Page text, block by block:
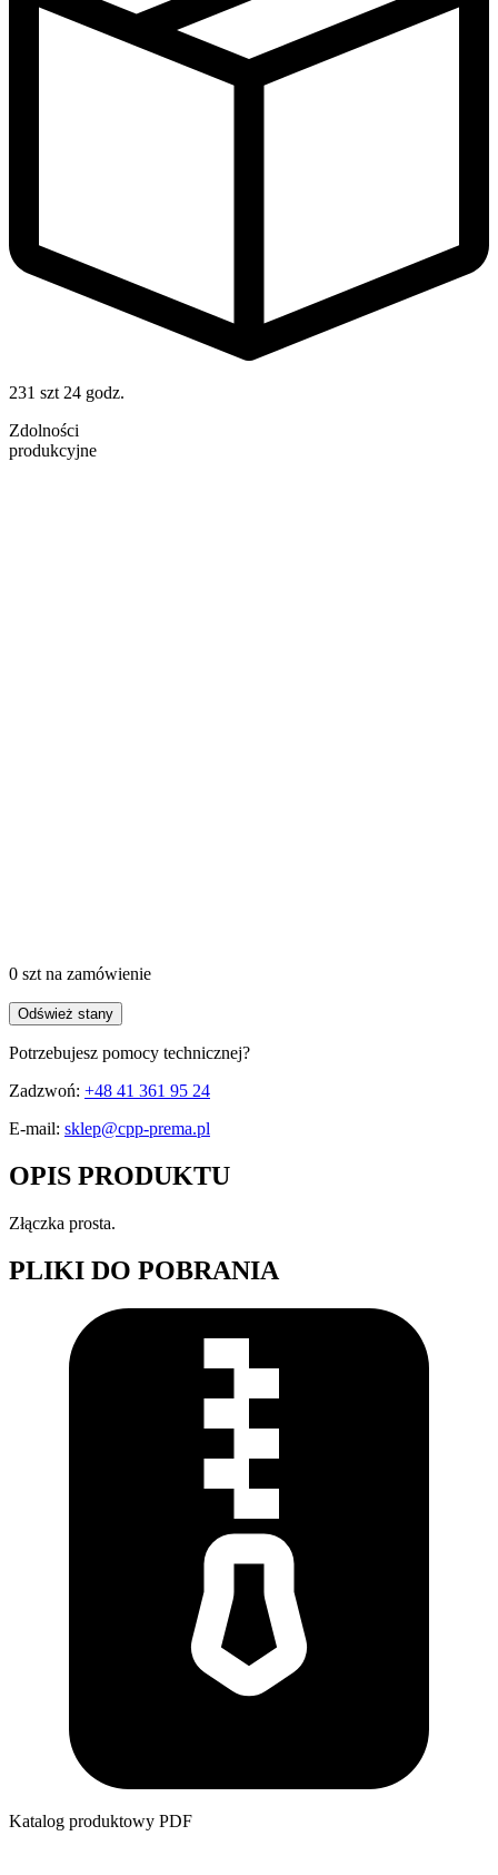
231 szt24 godz.
Zdolności
produkcyjne
0 sztna zamówienie
Odśwież stany
Potrzebujesz pomocy technicznej?
Zadzwoń: +48 41 361 95 24
E-mail: sklep@cpp-prema.pl
OPIS PRODUKTU
Złączka prosta.
PLIKI DO POBRANIA
Katalog produktowy PDF